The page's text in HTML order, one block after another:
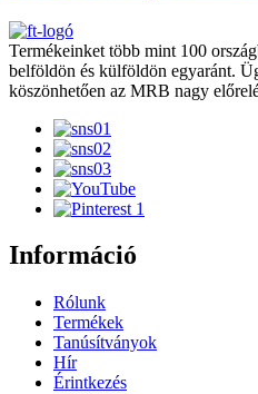
Termékeinket több mint 100
belföldön és külföldön egyaránt.
köszönhetően az MRB nagy
Információ
Rólunk
Termékek
Tanúsítványok
Hír
Érintkezés